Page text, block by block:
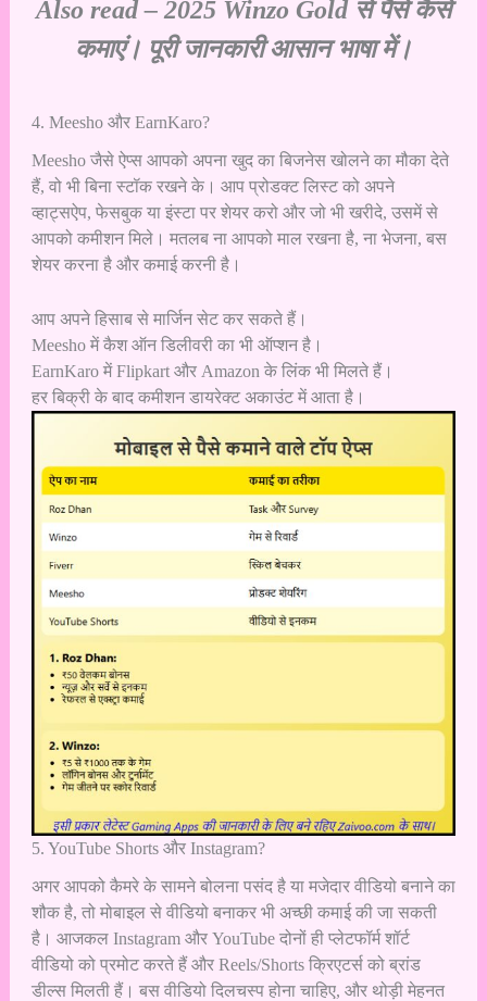
Also read – 2025 Winzo Gold से पैसें कैसे
कमाएं। पूरी जानकारी आसान भाषा में।
4. Meesho और EarnKaro?
Meesho जैसे ऐप्स आपको अपना खुद का बिजनेस खोलने का मौका देते
हैं, वो भी बिना स्टॉक रखने के। आप प्रोडक्ट लिस्ट को अपने
व्हाट्सऐप, फेसबुक या इंस्टा पर शेयर करो और जो भी खरीदे, उसमें से
आपको कमीशन मिले। मतलब ना आपको माल रखना है, ना भेजना, बस
शेयर करना है और कमाई करनी है।
आप अपने हिसाब से मार्जिन सेट कर सकते हैं।
Meesho में कैश ऑन डिलीवरी का भी ऑप्शन है।
EarnKaro में Flipkart और Amazon के लिंक भी मिलते हैं।
हर बिक्री के बाद कमीशन डायरेक्ट अकाउंट में आता है।
5. YouTube Shorts और Instagram?
अगर आपको कैमरे के सामने बोलना पसंद है या मजेदार वीडियो बनाने का
शौक है, तो मोबाइल से वीडियो बनाकर भी अच्छी कमाई की जा सकती
है। आजकल Instagram और YouTube दोनों ही प्लेटफॉर्म शॉर्ट
वीडियो को प्रमोट करते हैं और Reels/Shorts क्रिएटर्स को ब्रांड
डील्स मिलती हैं। बस वीडियो दिलचस्प होना चाहिए, और थोड़ी मेहनत